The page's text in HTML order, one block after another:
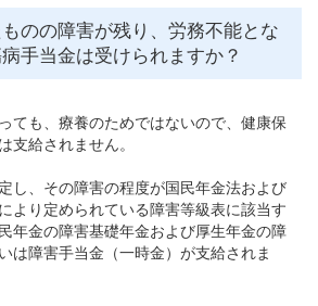
のの障害が残り、労務不能とな
手当金は受けられますか？
ても、療養のためではないので、健康保
支給されません。
し、その障害の程度が国民年金法および
より定められている障害等級表に該当す
年金の障害基礎年金および厚生年金の障
は障害手当金（一時金）が支給されま